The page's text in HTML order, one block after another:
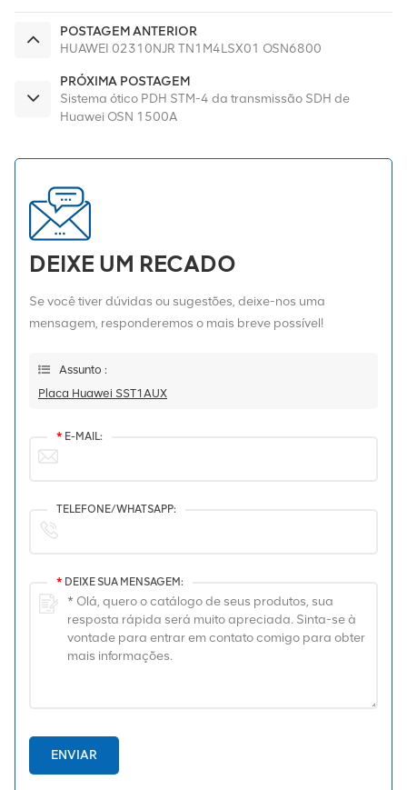
POSTAGEM ANTERIOR
HUAWEI 02310NJR TN1M4LSX01 OSN6800
PRÓXIMA POSTAGEM
Sistema ótico PDH STM-4 da transmissão SDH de
Huawei OSN 1500A
DEIXE UM RECADO
Se você tiver dúvidas ou sugestões, deixe-nos uma
mensagem, responderemos o mais breve possível!
Assunto :
Placa Huawei SST1AUX
* E-MAIL:
TELEFONE/WHATSAPP:
* DEIXE SUA MENSAGEM:
ENVIAR